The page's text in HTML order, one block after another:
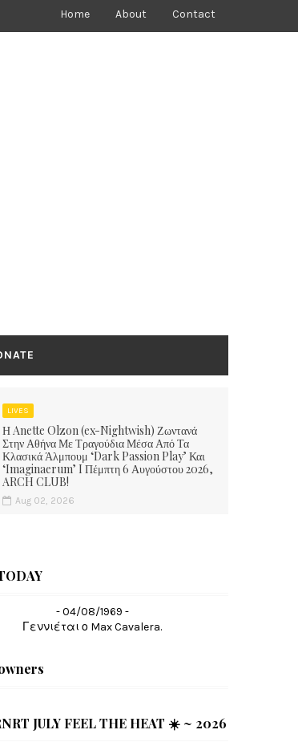
Home About Contact
LIVES
Η Anette Olzon (ex-Nightwish) Ζωντανά
Στην Αθήνα Με Τραγούδια Μέσα Από Τα
Κλασικά Άλμπουμ ‘Dark Passion Play’ Και
‘Imaginaerum’ I Πέμπτη 6 Αυγούστου 2026,
ARCH CLUB!
Aug 02, 2026
- 04/08/1969 -
Γεννιέται ο Max Cavalera.
JULY FEEL THE HEAT ☀️ ~ 2026